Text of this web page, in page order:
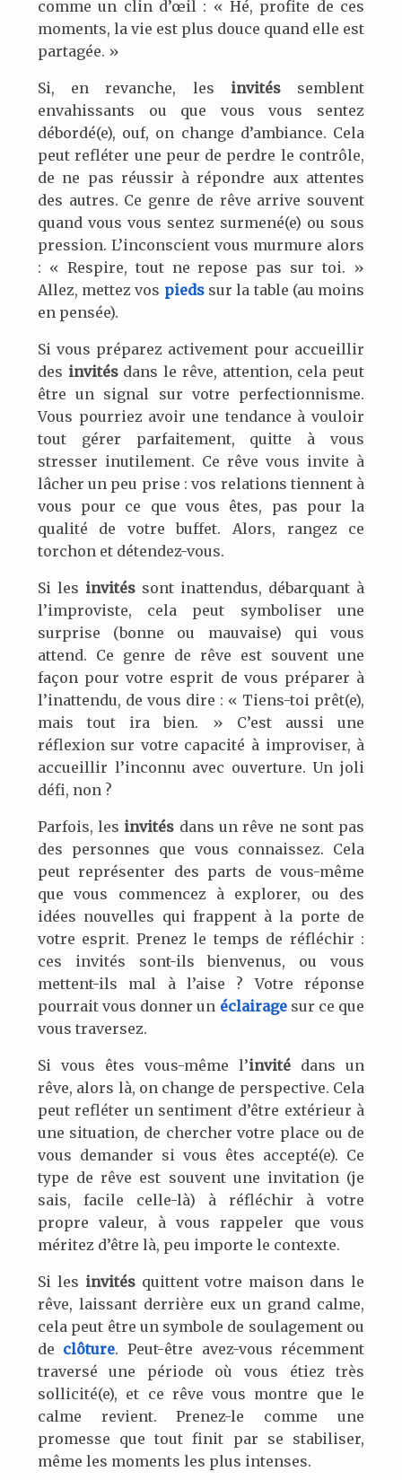
comme un clin d’œil : « Hé, profite de ces
moments, la vie est plus douce quand elle est
partagée. »
Si, en revanche, les invitéssemblent
envahissants ou que vous vous sentez
débordé(e), ouf, on change d’ambiance. Cela
peut refléter une peur de perdre le contrôle,
de ne pas réussir à répondre aux attentes
des autres. Ce genre de rêve arrive souvent
quand vous vous sentez surmené(e) ou sous
pression. L’inconscient vous murmure alors
: « Respire, tout ne repose pas sur toi. »
Allez, mettez vos piedssur la table (au moins
en pensée).
Si vous préparez activement pour accueillir
des invitésdans le rêve, attention, cela peut
être un signal sur votre perfectionnisme.
Vous pourriez avoir une tendance à vouloir
tout gérer parfaitement, quitte à vous
stresser inutilement. Ce rêve vous invite à
lâcher un peu prise : vos relations tiennent à
vous pour ce que vous êtes, pas pour la
qualité de votre buffet. Alors, rangez ce
torchon et détendez-vous.
Si les invitéssont inattendus, débarquant à
l’improviste, cela peut symboliser une
surprise (bonne ou mauvaise) qui vous
attend. Ce genre de rêve est souvent une
façon pour votre esprit de vous préparer à
l’inattendu, de vous dire : « Tiens-toi prêt(e),
mais tout ira bien. » C’est aussi une
réflexion sur votre capacité à improviser, à
accueillir l’inconnu avec ouverture. Un joli
défi, non ?
Parfois, les invités dans un rêve ne sont pas
des personnes que vous connaissez. Cela
peut représenter des parts de vous-même
que vous commencez à explorer, ou des
idées nouvelles qui frappent à la porte de
votre esprit. Prenez le temps de réfléchir :
ces invités sont-ils bienvenus, ou vous
mettent-ils mal à l’aise ? Votre réponse
pourrait vous donner un éclairagesur ce que
vous traversez.
Si vous êtes vous-même l’invité dans un
rêve, alors là, on change de perspective. Cela
peut refléter un sentiment d’être extérieur à
une situation, de chercher votre place ou de
vous demander si vous êtes accepté(e). Ce
type de rêve est souvent une invitation (je
sais, facile celle-là) à réfléchir à votre
propre valeur, à vous rappeler que vous
méritez d’être là, peu importe le contexte.
Si les invitésquittent votre maison dans le
rêve, laissant derrière eux un grand calme,
cela peut être un symbole de soulagement ou
de clôture. Peut-être avez-vous récemment
traversé une période où vous étiez très
sollicité(e), et ce rêve vous montre que le
calme revient. Prenez-le comme une
promesse que tout finit par se stabiliser,
même les moments les plus intenses.